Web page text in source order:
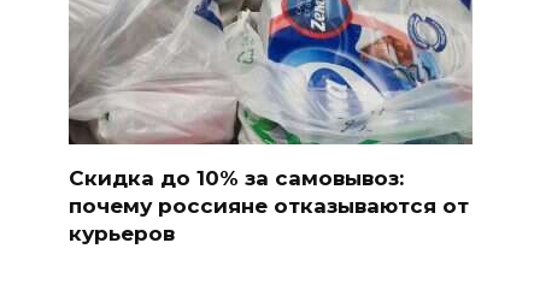
Скидка до 10% за самовывоз:
почему россияне отказываются от
курьеров